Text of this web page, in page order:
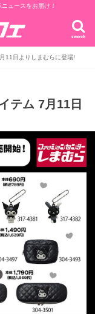
ュースをお届け！
search
11日よりしまむらに登場!
テム 7月11日